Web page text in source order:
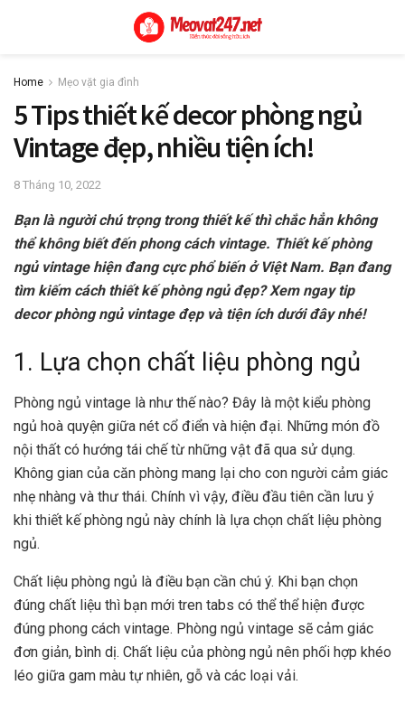
Home Mẹo vặt gia đình
5 Tips thiết kế decor phòng ngủ
Vintage đẹp, nhiều tiện ích!
8 Tháng 10, 2022
Bạn là người chú trọng trong thiết kế thì chắc hẳn không
thể không biết đến phong cách vintage. Thiết kế phòng
ngủ vintage hiện đang cực phổ biến ở Việt Nam. Bạn đang
tìm kiếm cách thiết kế phòng ngủ đẹp? Xem ngay tip
decor phòng ngủ vintage đẹp và tiện ích dưới đây nhé!
1. Lựa chọn chất liệu phòng ngủ
Phòng ngủ vintage là như thế nào? Đây là một kiểu phòng
ngủ hoà quyện giữa nét cổ điển và hiện đại. Những món đồ
nội thất có hướng tái chế từ những vật đã qua sử dụng.
Không gian của căn phòng mang lại cho con người cảm giác
nhẹ nhàng và thư thái. Chính vì vậy, điều đầu tiên cần lưu ý
khi thiết kế phòng ngủ này chính là lựa chọn chất liệu phòng
ngủ.
Chất liệu phòng ngủ là điều bạn cần chú ý. Khi bạn chọn
đúng chất liệu thì bạn mới tren tabs có thể thể hiện được
đúng phong cách vintage. Phòng ngủ vintage sẽ cảm giác
đơn giản, bình dị. Chất liệu của phòng ngủ nên phối hợp khéo
léo giữa gam màu tự nhiên, gỗ và các loại vải.